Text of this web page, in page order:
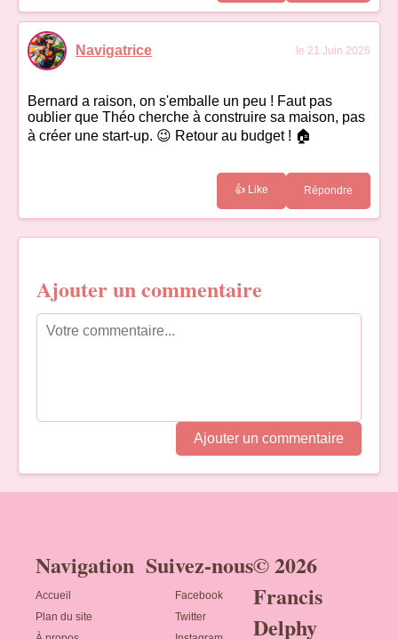
Navigatrice le 21 Juin 2026
Bernard a raison, on s'emballe un peu ! Faut pas
oublier que Théo cherche à construire sa maison, pas
à créer une start-up. 😉 Retour au budget ! 🏠
👍 Like Répondre
Ajouter un commentaire
Ajouter un commentaire
Navigation
Accueil
Plan du site
Suivez-nous
Facebook
Twitter
© 2026
Francis
Delphy